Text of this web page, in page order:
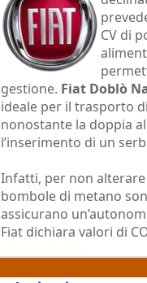
CV di
gestione. Fiat Doblò
ideale per il trasporto
nonostante la doppia
l’inserimento di un
Infatti, per non
bombole di metano
assicurano
Fiat dichiara valori di